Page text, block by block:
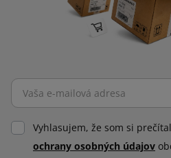
Vyhlasujem, že som si prečítal
ochrany osobných údajov